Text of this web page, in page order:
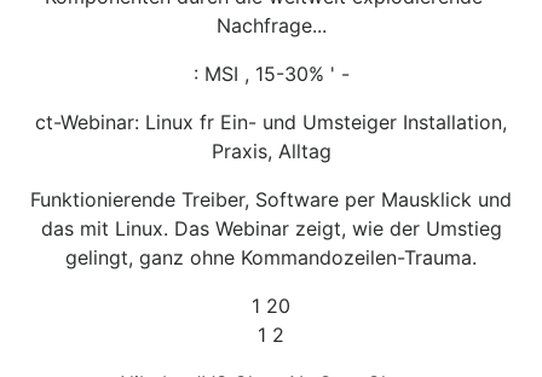
Nachfrage...
: MSI , 15-30% ' -
ct-Webinar: Linux fr Ein- und Umsteiger Installation,
Praxis, Alltag
Funktionierende Treiber, Software per Mausklick und
das mit Linux. Das Webinar zeigt, wie der Umstieg
gelingt, ganz ohne Kommandozeilen-Trauma.
1 20
1 2